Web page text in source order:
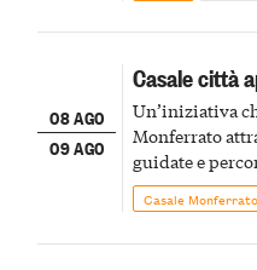
08 AGO
09 AGO
Casale città
Un’iniziativa
Monferrato
guidate e
Casale Monferrato